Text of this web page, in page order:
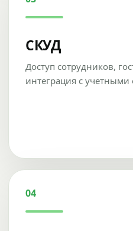
СКУД
Доступ сотрудников,
интеграция с учетными
04